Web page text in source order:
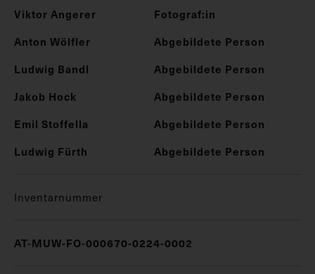
Viktor Angerer
Fotograf:in
Anton Wölfler
Abgebildete Person
Ludwig Bandl
Abgebildete Person
Jakob Hock
Abgebildete Person
Emil Stoffella
Abgebildete Person
Ludwig Fürth
Abgebildete Person
Inventarnummer
AT-MUW-FO-000670-0224-0002